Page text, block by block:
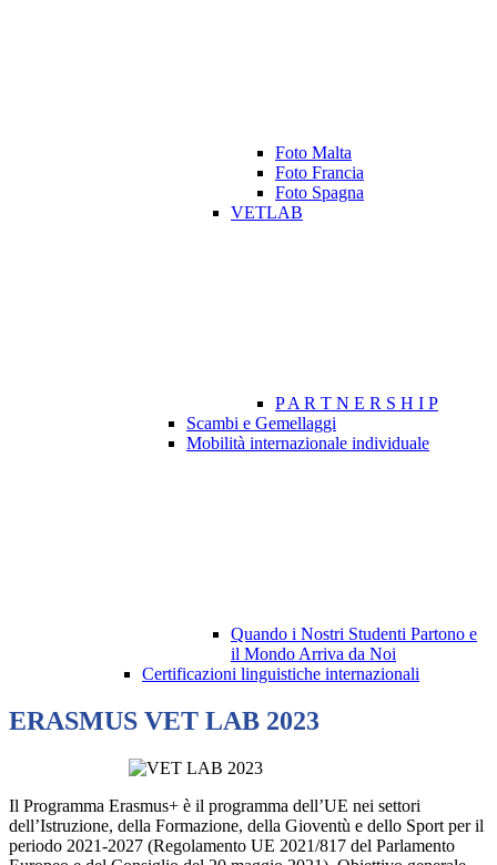
Foto Malta
Foto Francia
Foto Spagna
VETLAB
P A R T N E R S H I P
Scambi e Gemellaggi
Mobilità internazionale individuale
Quando i Nostri Studenti Partono e
il Mondo Arriva da Noi
Certificazioni linguistiche internazionali
ERASMUS VET LAB 2023
Il Programma Erasmus+ è il programma dell’UE nei settori
dell’Istruzione, della Formazione, della Gioventù e dello Sport per il
periodo 2021-2027 (Regolamento UE 2021/817 del Parlamento